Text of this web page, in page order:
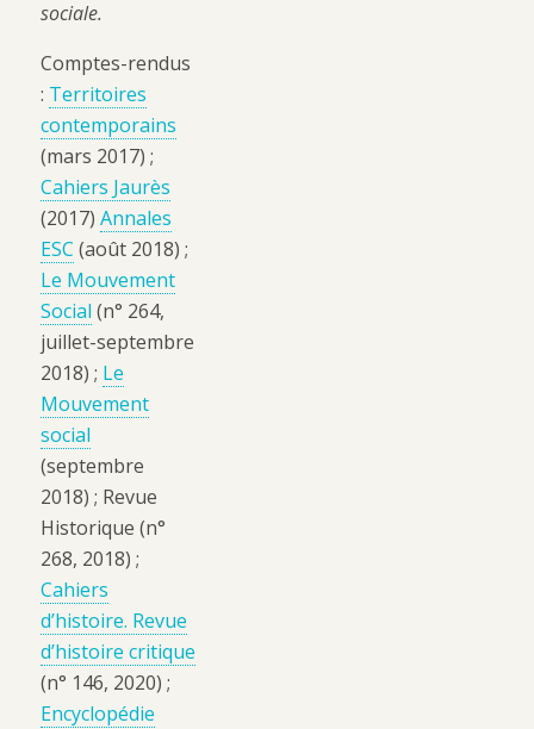
sociale.
Comptes-rendus
: Territoires
contemporains
(mars 2017) ;
Cahiers Jaurès
(2017) Annales
ESC (août 2018) ;
Le Mouvement
Social (n° 264,
juillet-septembre
2018) ; Le
Mouvement
social
(septembre
2018) ; Revue
Historique (n°
268, 2018) ;
Cahiers
d’histoire. Revue
d’histoire critique
(n° 146, 2020) ;
Encyclopédie